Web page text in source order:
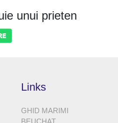
unui prieten
Links
GHID MARIMI
BEUCHAT